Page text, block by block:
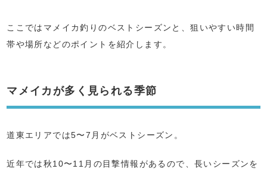
ここではマメイカ釣りのベストシーズンと、狙いやすい時間
帯や場所などのポイントを紹介します。
マメイカが多く見られる季節
道東エリアでは5〜7月がベストシーズン。
近年では秋10〜11月の目撃情報があるので、長いシーズンを